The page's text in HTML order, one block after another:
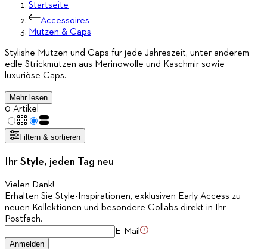
Startseite
Accessoires
Mützen & Caps
Stylishe Mützen und Caps für jede Jahreszeit, unter anderem
edle Strickmützen aus Merinowolle und Kaschmir sowie
luxuriöse Caps.
Mehr lesen
0 Artikel
Filtern & sortieren
Ihr Style, jeden Tag neu
Vielen Dank!
Erhalten Sie Style-Inspirationen, exklusiven Early Access zu
neuen Kollektionen und besondere Collabs direkt in Ihr
Postfach.
E-Mail
Anmelden